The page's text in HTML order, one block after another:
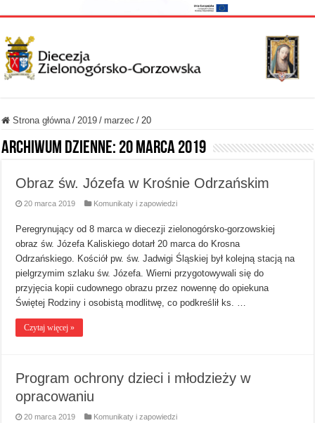
Strona główna / 2019 / marzec / 20
Archiwum dzienne: 20 marca 2019
Obraz św. Józefa w Krośnie Odrzańskim
20 marca 2019 Komunikaty i zapowiedzi
Peregrynujący od 8 marca w diecezji zielonogórsko-gorzowskiej
obraz św. Józefa Kaliskiego dotarł 20 marca do Krosna
Odrzańskiego. Kościół pw. św. Jadwigi Śląskiej był kolejną stacją na
pielgrzymim szlaku św. Józefa. Wierni przygotowywali się do
przyjęcia kopii cudownego obrazu przez nowennę do opiekuna
Świętej Rodziny i osobistą modlitwę, co podkreślił ks. …
Czytaj więcej »
Program ochrony dzieci i młodzieży w
opracowaniu
20 marca 2019 Komunikaty i zapowiedzi